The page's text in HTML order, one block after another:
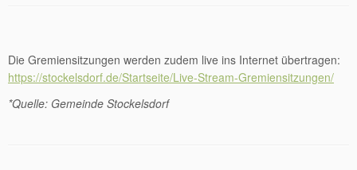
Die Gremiensitzungen werden zudem live ins Internet übertragen:
https://stockelsdorf.de/Startseite/Live-Stream-Gremiensitzungen/
*Quelle: Gemeinde Stockelsdorf